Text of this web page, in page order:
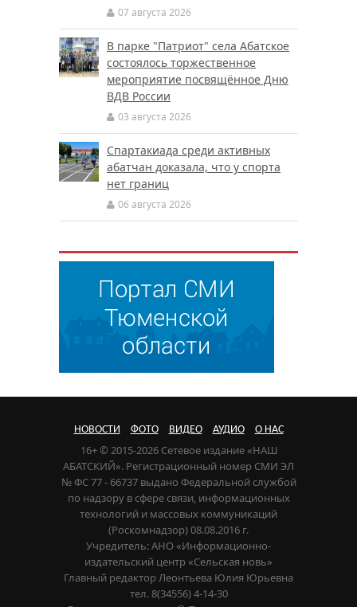
07 августа 2026
В парке "Патриот" села Абатское
состоялось торжественное
мероприятие посвящённое Дню
ВДВ России
03 августа 2026
Спартакиада среди активных
абатчан доказала, что у спорта
нет границ
06 августа 2026
НОВОСТИ ФОТО ВИДЕО АУДИО О НАС
16+ © 2015-2026 Сетевое издание «НАШ
АБАТСКИЙ». Регистрационный номер СМИ ЭЛ
№ ФС 77 - 66737 выдано Федеральной службой
по надзору в сфере связи, информационных
технологий и массовых коммуникаций
(Роскомнадзор) 08.08.2016 г.
Учредитель: АНО «Информационно-
издательский центр «Сельская новь»
Главный редактор Леонтьева Юлия Юрьевна
тел. 8(34556) 4-14-30